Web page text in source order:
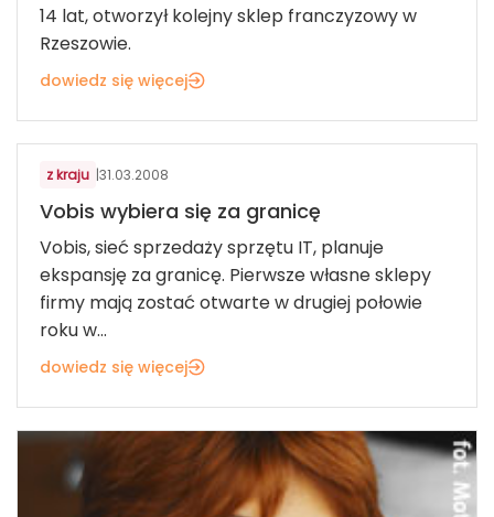
14 lat, otworzył kolejny sklep franczyzowy w
Rzeszowie.
dowiedz się więcej
TELEKOMUNIKACJA, IT, AGD/RTV
z kraju |31.03.2008
Vobis wybiera się za granicę
Vobis, sieć sprzedaży sprzętu IT, planuje
ekspansję za granicę. Pierwsze własne sklepy
firmy mają zostać otwarte w drugiej połowie
roku w...
dowiedz się więcej